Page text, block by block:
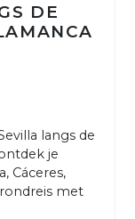
DE
langs de
je
Cáceres,
met